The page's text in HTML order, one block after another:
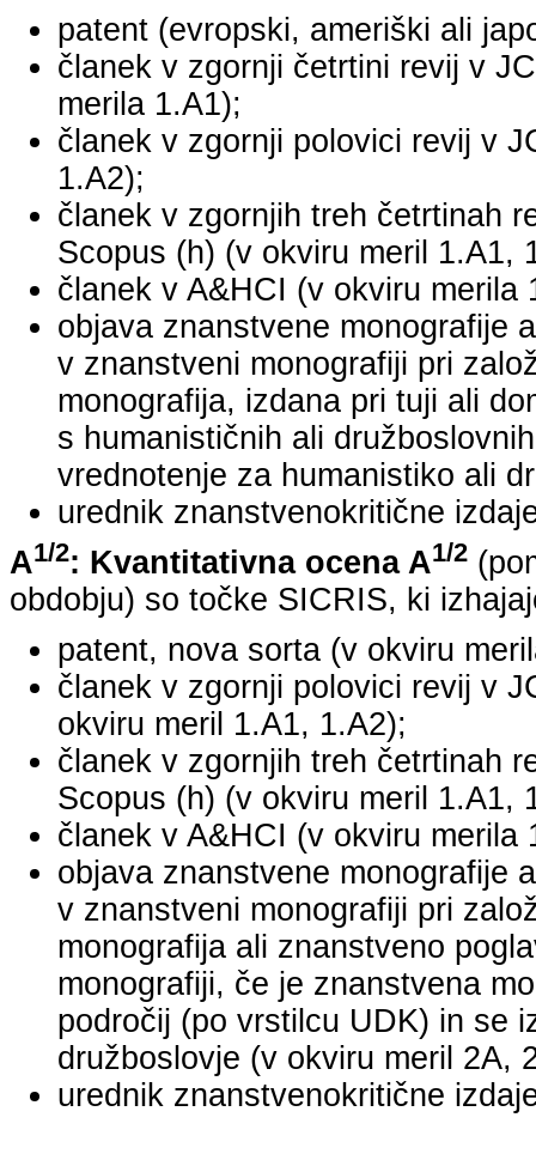
patent (evropski, ameriški ali
članek v zgornji četrtini revij v
merila 1.A1);
članek v zgornji polovici revij v
1.A2);
članek v zgornjih treh četrtinah
Scopus (h) (v okviru meril 1.A1,
članek v A&HCI (v okviru merila
objava znanstvene monografije
v znanstveni monografiji pri
monografija, izdana pri tuji ali
s humanističnih ali
vrednotenje za humanistiko ali
urednik znanstvenokritične
A1/2: Kvantitativna ocena A1/2
obdobju) so točke SICRIS, ki
patent, nova sorta (v okviru
članek v zgornji polovici revij v
okviru meril 1.A1, 1.A2);
članek v zgornjih treh četrtinah
Scopus (h) (v okviru meril 1.A1,
članek v A&HCI (v okviru merila
objava znanstvene monografije
v znanstveni monografiji pri
monografija ali znanstveno
monografiji, če je znanstvena
področij (po vrstilcu UDK) in se
družboslovje (v okviru meril 2A,
urednik znanstvenokritične